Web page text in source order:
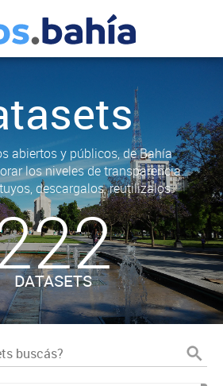
abiertos y públicos, de Bahía
los niveles de transparencia.
descargalos, reutilizalos.
DATASETS